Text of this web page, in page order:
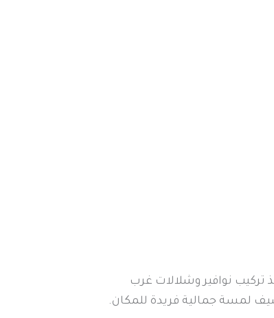
تركيب نوافير وشلالات غرب
لمسة جمالية فريدة للمكان.